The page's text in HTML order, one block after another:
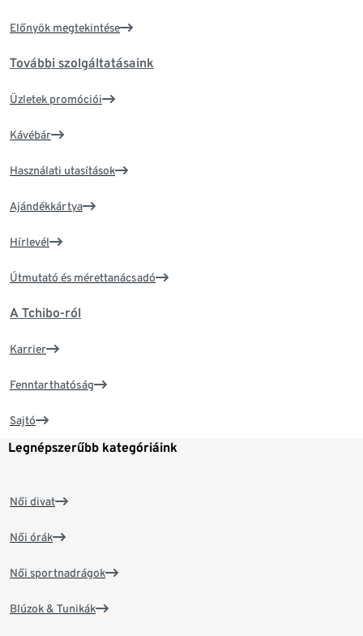
Előnyök megtekintése
További szolgáltatásaink
Üzletek promóciói
Kávébár
Használati utasítások
Ajándékkártya
Hírlevél
Útmutató és mérettanácsadó
A Tchibo-ról
Karrier
Fenntarthatóság
Sajtó
Legnépszerűbb kategóriáink
Női divat
Női órák
Női sportnadrágok
Blúzok & Tunikák